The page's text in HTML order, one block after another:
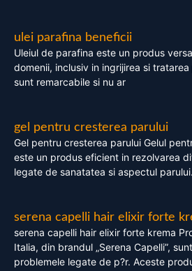
ulei parafina beneficii
Uleiul de parafina este un produs
domenii, inclusiv in ingrijirea si
sunt remarcabile si nu ar
gel pentru cresterea parului
Gel pentru cresterea parului Gelul
este un produs eficient in rezolvarea
legate de sanatatea si aspectul
serena capelli hair elixir forte
serena capelli hair elixir forte krema
Italia, din brandul „Serena Capelli”,
problemele legate de p?r. Aceste